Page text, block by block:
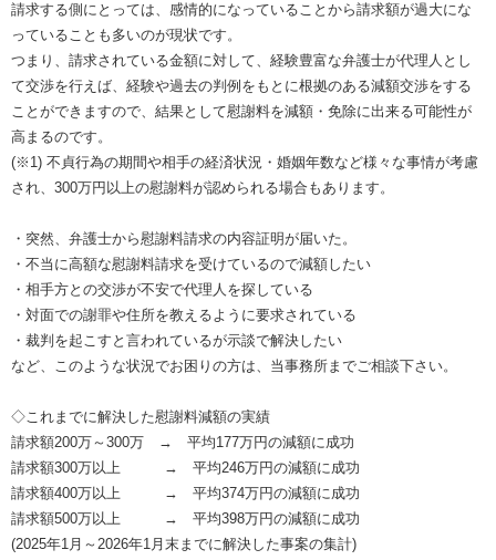
請求する側にとっては、感情的になっていることから請求額が過大にな
っていることも多いのが現状です。
つまり、請求されている金額に対して、経験豊富な弁護士が代理人とし
て交渉を行えば、経験や過去の判例をもとに根拠のある減額交渉をする
ことができますので、結果として慰謝料を減額・免除に出来る可能性が
高まるのです。
(※1) 不貞行為の期間や相手の経済状況・婚姻年数など様々な事情が考慮
され、300万円以上の慰謝料が認められる場合もあります。
・突然、弁護士から慰謝料請求の内容証明が届いた。
・不当に高額な慰謝料請求を受けているので減額したい
・相手方との交渉が不安で代理人を探している
・対面での謝罪や住所を教えるように要求されている
・裁判を起こすと言われているが示談で解決したい
など、このような状況でお困りの方は、当事務所までご相談下さい。
◇これまでに解決した慰謝料減額の実績
請求額200万～300万 → 平均177万円の減額に成功
請求額300万以上 → 平均246万円の減額に成功
請求額400万以上 → 平均374万円の減額に成功
請求額500万以上 → 平均398万円の減額に成功
(2025年1月～2026年1月末までに解決した事案の集計)